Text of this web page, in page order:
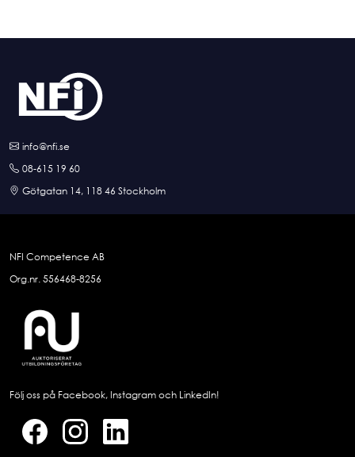
info@nfi.se
08-615 19 60
Götgatan 14, 118 46 Stockholm
NFI Competence AB
Org.nr. 556468-8256
Följ oss på Facebook, Instagram och LinkedIn!